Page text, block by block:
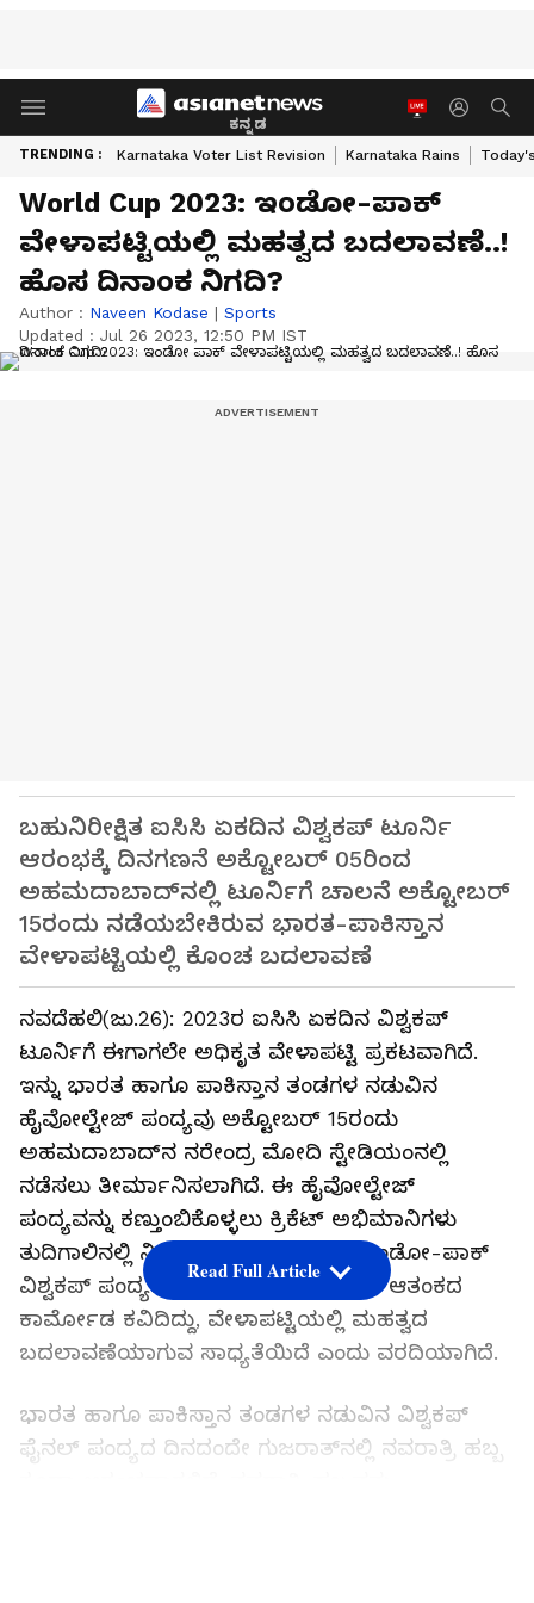
ಕನ್ನಡ
TRENDING : Karnataka Voter List Revision Karnataka Rains
World Cup 2023: ಇಂಡೋ-ಪಾಕ್
ವೇಳಾಪಟ್ಟಿಯಲ್ಲಿ ಮಹತ್ವದ ಬದಲಾವಣೆ..!
ಹೊಸ ದಿನಾಂಕ ನಿಗದಿ?
Author : Naveen Kodase | Sports
Updated : Jul 26 2023, 12:50 PM IST
ಬಹುನಿರೀಕ್ಷಿತ ಐಸಿಸಿ ಏಕದಿನ ವಿಶ್ವಕಪ್ ಟೂರ್ನಿ
ಆರಂಭಕ್ಕೆ ದಿನಗಣನೆ ಅಕ್ಟೋಬರ್ 05ರಿಂದ
ಅಹಮದಾಬಾದ್‌ನಲ್ಲಿ ಟೂರ್ನಿಗೆ ಚಾಲನೆ ಅಕ್ಟೋಬರ್
15ರಂದು ನಡೆಯಬೇಕಿರುವ ಭಾರತ-ಪಾಕಿಸ್ತಾನ
ವೇಳಾಪಟ್ಟಿಯಲ್ಲಿ ಕೊಂಚ ಬದಲಾವಣೆ
ನವದೆಹಲಿ(ಜು.26): 2023ರ ಐಸಿಸಿ ಏಕದಿನ ವಿಶ್ವಕಪ್
ಟೂರ್ನಿಗೆ ಈಗಾಗಲೇ ಅಧಿಕೃತ ವೇಳಾಪಟ್ಟಿ ಪ್ರಕಟವಾಗಿದೆ.
ಇನ್ನು ಭಾರತ ಹಾಗೂ ಪಾಕಿಸ್ತಾನ ತಂಡಗಳ ನಡುವಿನ
ಹೈವೋಲ್ಟೇಜ್ ಪಂದ್ಯವು ಅಕ್ಟೋಬರ್ 15ರಂದು
ಅಹಮದಾಬಾದ್‌ನ ನರೇಂದ್ರ ಮೋದಿ ಸ್ಟೇಡಿಯಂನಲ್ಲಿ
ನಡೆಸಲು ತೀರ್ಮಾನಿಸಲಾಗಿದೆ. ಈ ಹೈವೋಲ್ಟೇಜ್
ಪಂದ್ಯವನ್ನು ಕಣ್ತುಂಬಿಕೊಳ್ಳಲು ಕ್ರಿಕೆಟ್ ಅಭಿಮಾನಿಗಳು
ತುದಿಗಾಲಿನಲ್ಲಿ ನಿಂತಿದ್ದಾರೆ. ಇದೀಗ ಇದೀಗ ಇಂಡೋ-ಪಾಕ್‌
ವಿಶ್ವಕಪ್ ಪಂದ್ಯದ ಆಯೋಜನೆಯ ಕುರಿತಂತೆ ಆತಂಕದ
ಕಾರ್ಮೋಡ ಕವಿದಿದ್ದು, ವೇಳಾಪಟ್ಟಿಯಲ್ಲಿ ಮಹತ್ವದ
ಬದಲಾವಣೆಯಾಗುವ ಸಾಧ್ಯತೆಯಿದೆ ಎಂದು ವರದಿಯಾಗಿದೆ.
ಭಾರತ ಹಾಗೂ ಪಾಕಿಸ್ತಾನ ತಂಡಗಳ ನಡುವಿನ ವಿಶ್ವಕಪ್
ಫೈನಲ್ ಪಂದ್ಯದ ದಿನದಂದೇ ಗುಜರಾತ್‌ನಲ್ಲಿ ನವರಾತ್ರಿ ಹಬ್ಬ
Read Full Article